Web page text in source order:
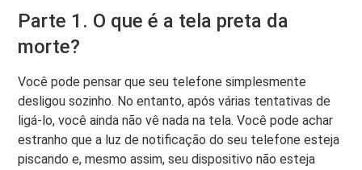
Parte 1. O que é a tela preta da
morte?
Você pode pensar que seu telefone simplesmente
desligou sozinho. No entanto, após várias tentativas de
ligá-lo, você ainda não vê nada na tela. Você pode achar
estranho que a luz de notificação do seu telefone esteja
piscando e, mesmo assim, seu dispositivo não esteja